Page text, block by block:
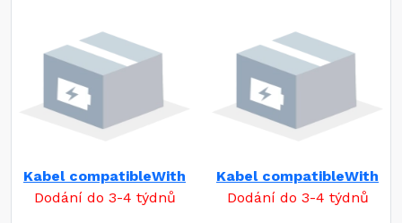
Kabel compatibleWith
Dodání do 3-4 týdnů
Kabel compatibleWith
Dodání do 3-4 týdnů